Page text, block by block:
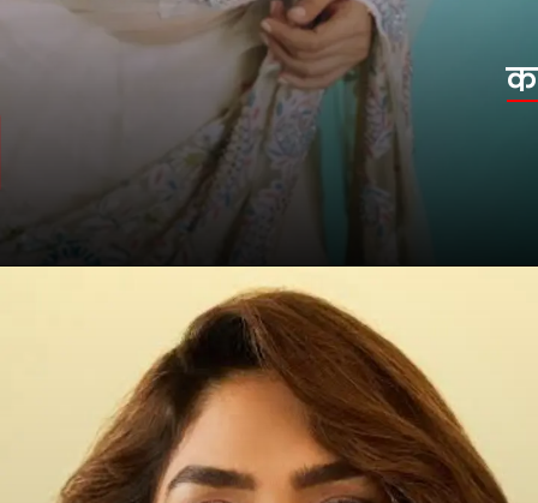
कभी सुसाइड करने वाली थी एक्ट्रेस
लेकिन क्या आप जानते हैं कि इस चमकती सितारा
का सफर आसान नहीं था?